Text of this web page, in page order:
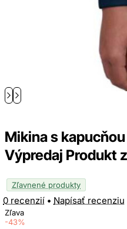
Mikina s
Výpredaj Produkt
Zľavnené produkty
0 recenzií • Napísať recenziu
Zľava
-43%